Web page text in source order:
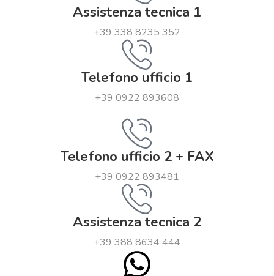
Assistenza tecnica 1
+39 338 8235 352
Telefono ufficio 1
+39 0922 893608
Telefono ufficio 2 + FAX
+39 0922 893481
Assistenza tecnica 2
+39 388 8634 444